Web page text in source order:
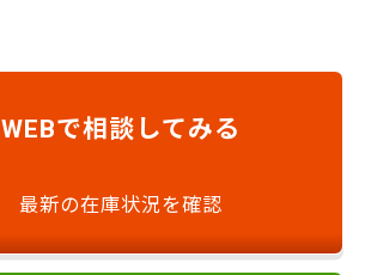
WEBで相談 してみる
最新の在庫状況を確認